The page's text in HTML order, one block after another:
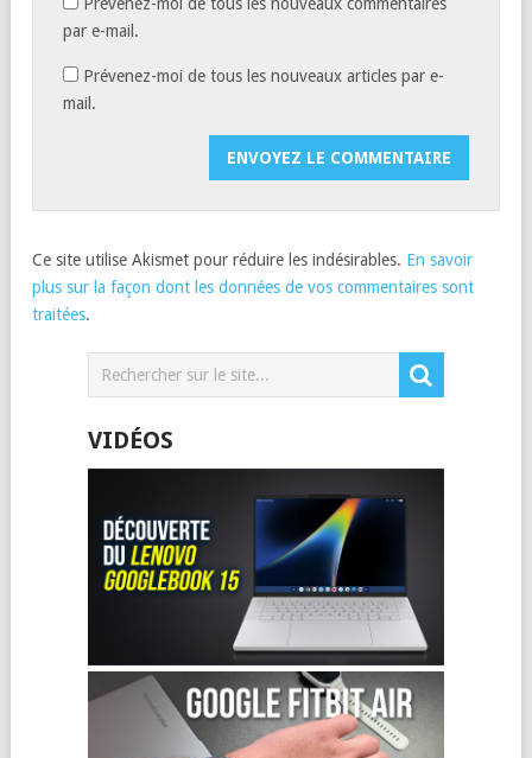
Prévenez-moi de tous les nouveaux commentaires
par e-mail.
Prévenez-moi de tous les nouveaux articles par e-
mail.
Ce site utilise Akismet pour réduire les indésirables. En savoir
plus sur la façon dont les données de vos commentaires sont
traitées.
VIDÉOS